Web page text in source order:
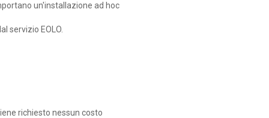
un'installazione ad hoc
servizio EOLO.
richiesto nessun costo